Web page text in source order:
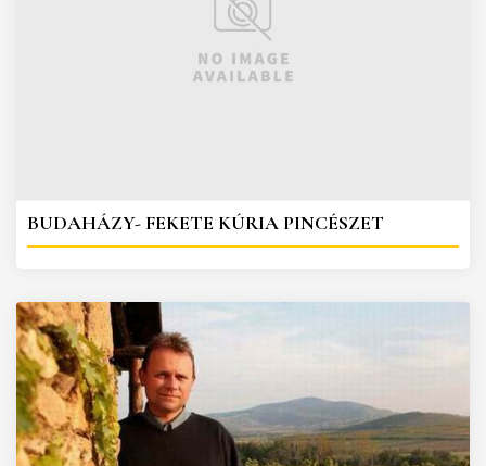
BUDAHÁZY- FEKETE KÚRIA PINCÉSZET